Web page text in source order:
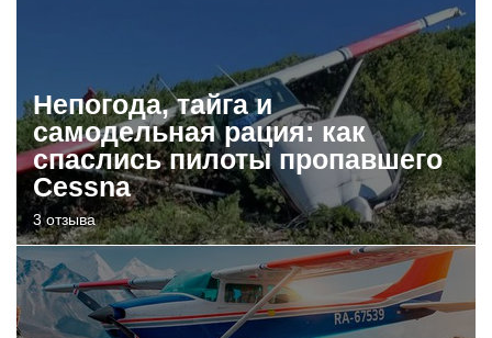
Непогода, тайга и
самодельная рация: как
спаслись пилоты пропавшего
Cessna
3 отзыва